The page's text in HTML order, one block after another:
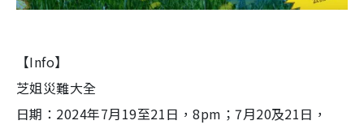
【Info】
芝姐災難大全
日期：2024年7月19至21日，8pm；7月20及21日，